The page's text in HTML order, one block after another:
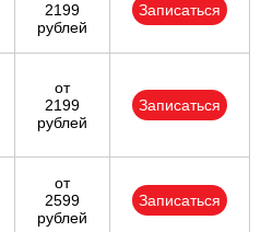
2199
рублей
Записаться
от
2199
рублей
Записаться
от
2599
рублей
Записаться